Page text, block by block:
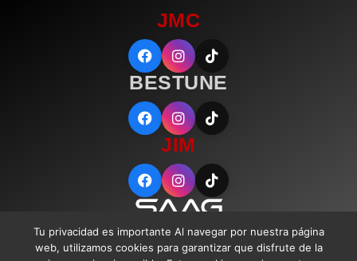
JMC
BESTUNE
JIM
Guadalajara, Jalisco, México
Tu privacidad es importante Al navegar por nuestra página
web, utilizamos cookies para garantizar que disfrute de la